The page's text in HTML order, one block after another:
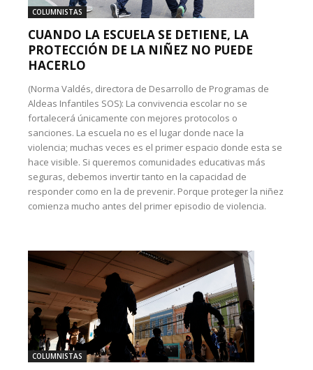
COLUMNISTAS
CUANDO LA ESCUELA SE DETIENE, LA
PROTECCIÓN DE LA NIÑEZ NO PUEDE
HACERLO
(Norma Valdés, directora de Desarrollo de Programas de
Aldeas Infantiles SOS): La convivencia escolar no se
fortalecerá únicamente con mejores protocolos o
sanciones. La escuela no es el lugar donde nace la
violencia; muchas veces es el primer espacio donde esta se
hace visible. Si queremos comunidades educativas más
seguras, debemos invertir tanto en la capacidad de
responder como en la de prevenir. Porque proteger la niñez
comienza mucho antes del primer episodio de violencia.
COLUMNISTAS